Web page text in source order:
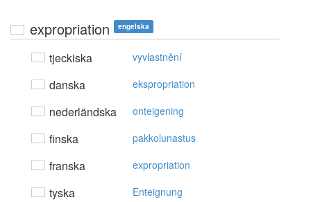
expropriation engelska
tjeckiska vyvlastnění
danska ekspropriation
nederländska onteigening
finska pakkolunastus
franska expropriation
tyska Enteignung